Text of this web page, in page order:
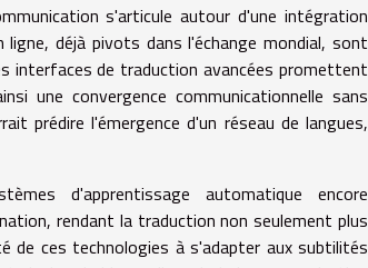
s'articule autour d'une intégration
déjà pivots dans l'échange mondial, sont
interfaces de traduction avancées promettent
une convergence communicationnelle sans
prédire l'émergence d'un réseau de langues,
d'apprentissage automatique encore
rendant la traduction non seulement plus
de ces technologies à s'adapter aux subtilités